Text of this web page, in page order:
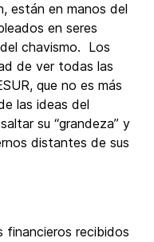
están en manos del
en seres
chavismo. Los
de ver todas las
que no es más
las ideas del
su “grandeza” y
distantes de sus
financieros recibidos